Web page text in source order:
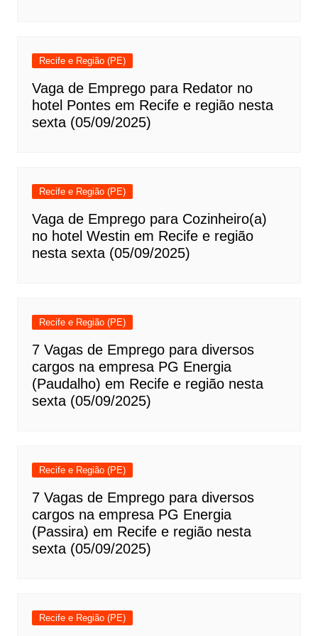
Recife e Região (PE)
Vaga de Emprego para Redator no
hotel Pontes em Recife e região nesta
sexta (05/09/2025)
Recife e Região (PE)
Vaga de Emprego para Cozinheiro(a)
no hotel Westin em Recife e região
nesta sexta (05/09/2025)
Recife e Região (PE)
7 Vagas de Emprego para diversos
cargos na empresa PG Energia
(Paudalho) em Recife e região nesta
sexta (05/09/2025)
Recife e Região (PE)
7 Vagas de Emprego para diversos
cargos na empresa PG Energia
(Passira) em Recife e região nesta
sexta (05/09/2025)
Recife e Região (PE)